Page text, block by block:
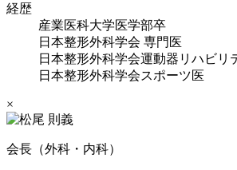
経歴
産業医科大学医学部卒
日本整形外科学会 専門医
日本整形外科学会運動器リハビリ
日本整形外科学会スポーツ医
×
会長（外科・内科）